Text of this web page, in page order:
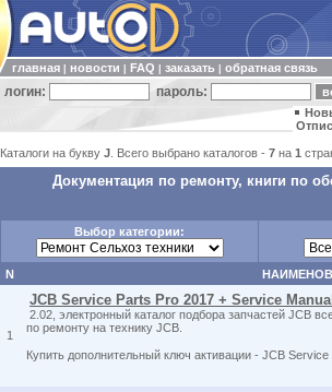
главная новости FAQ заказать обратная связь
логин: пароль:
Каталоги на букву J . Всего выбрано каталогов - 7 на 1
Документация по ремонту, книги по
Выбор категории:
N
1
JCB Service Parts Pro 2017 + Service
2.02, электронный каталог подбора запчастей JCB
по ремонту на технику JCB.
Купить дополнительный ключ активации - JCB